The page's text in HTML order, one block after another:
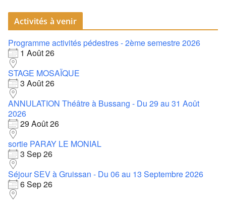
Activités à venir
Programme activités pédestres - 2ème semestre 2026
1 Août 26
STAGE MOSAÏQUE
3 Août 26
ANNULATION Théâtre à Bussang - Du 29 au 31 Août
2026
29 Août 26
sortie PARAY LE MONIAL
3 Sep 26
Séjour SEV à Gruissan - Du 06 au 13 Septembre 2026
6 Sep 26